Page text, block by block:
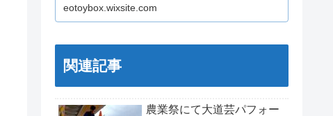
eotoybox.wixsite.com
関連記事
農業祭にて大道芸パフォー